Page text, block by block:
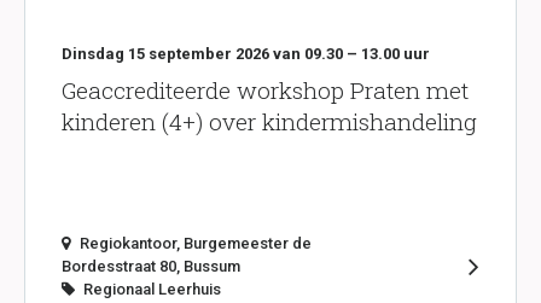
Geaccrediteerde workshop Praten met
kinderen (4+) over kindermishandeling
Dinsdag 15 september 2026 van 09.30 – 13.00 uur
Regiokantoor, Burgemeester de
Bordesstraat 80, Bussum
Regionaal Leerhuis